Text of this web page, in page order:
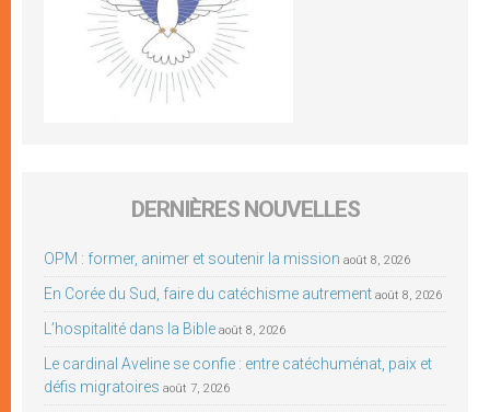
DERNIÈRES NOUVELLES
OPM : former, animer et soutenir la mission août 8, 2026
En Corée du Sud, faire du catéchisme autrement août 8, 2026
L’hospitalité dans la Bible août 8, 2026
Le cardinal Aveline se confie : entre catéchuménat, paix et
défis migratoires août 7, 2026